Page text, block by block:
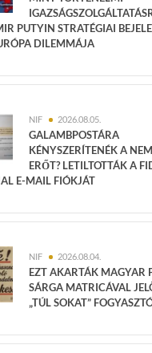
PUTYIN STRATÉGIAI
DILEMMÁJA
NIF 2026.08.05.
GALAMBPOSTÁRA
KÉNYSZERÍTENÉK A
ERŐT? LETILTOTTÁK A
E-MAIL FIÓKJÁT
NIF 2026.08.04.
EZT AKARTÁK MAGYAR
SÁRGA MATRICÁVAL
„TÚL SOKAT”